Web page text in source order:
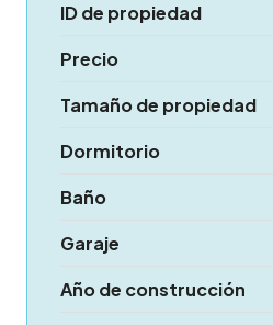
ID de propiedad
Precio
Tamaño de propiedad
Dormitorio
Baño
Garaje
Año de construcción